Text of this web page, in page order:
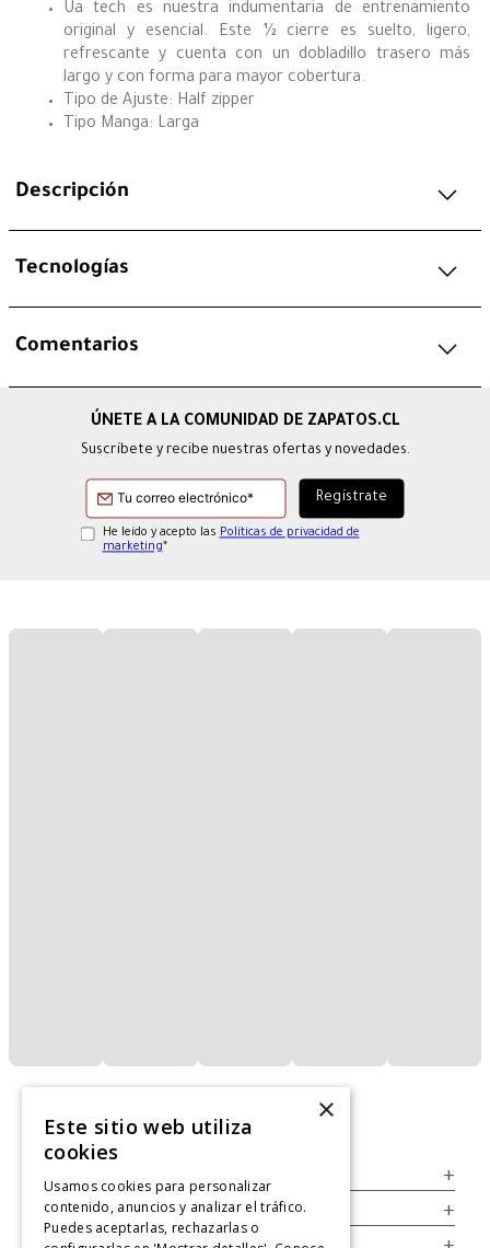
Ua tech es nuestra indumentaria de entrenamiento
original y esencial. Este ½ cierre es suelto, ligero,
refrescante y cuenta con un dobladillo trasero más
largo y con forma para mayor cobertura.
Tipo de Ajuste: Half zipper
Tipo Manga: Larga
Descripción
Tecnologías
Comentarios
Suscríbete y recibe nuestras ofertas y novedades.
He leído y acepto las Políticas de privacidad de
marketing*
+
Legal +
×
Este sitio web utiliza
cookies
Usamos cookies para personalizar
contenido, anuncios y analizar el tráfico.
Puedes aceptarlas, rechazarlas o